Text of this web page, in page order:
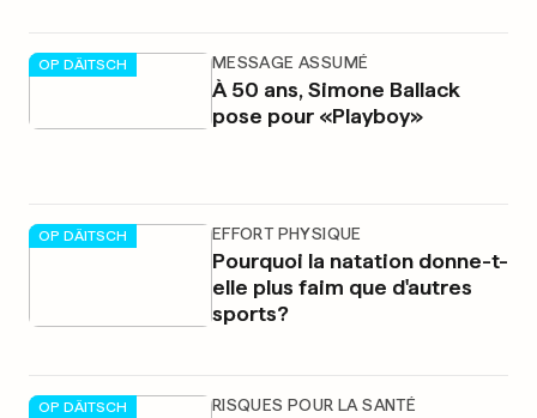
OP DÄITSCH MESSAGE ASSUMÉ
À 50 ans, Simone Ballack
pose pour «Playboy»
OP DÄITSCH EFFORT PHYSIQUE
Pourquoi la natation donne-t-
elle plus faim que d'autres
sports?
OP DÄITSCH RISQUES POUR LA SANTÉ